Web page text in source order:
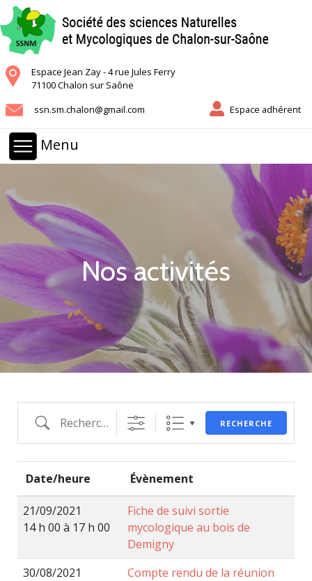
Espace Jean Zay - 4 rue Jules Ferry
71100 Chalon sur Saône
ssn.sm.chalon@gmail.com
Espace adhérent
Menu
Nos activités
RECHERCHE
Date/heure Évènement
21/09/2021
14 h 00 à 17 h 00
Fiche de suivi sortie
mycologique au bois de
Demigny
30/08/2021
Compte rendu de la réunion